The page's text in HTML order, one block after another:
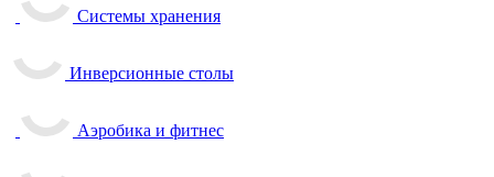
Системы хранения
Инверсионные столы
Аэробика и фитнес